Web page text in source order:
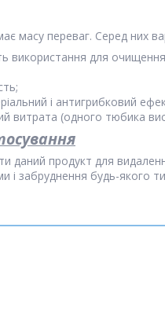
масу переваг. Серед них
використання для
і антигрибковий
витрата (одного тюбика
даний продукт для
і забруднення будь-якого